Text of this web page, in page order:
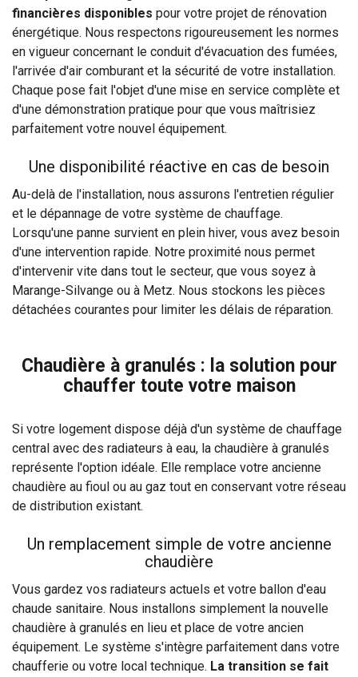
financières disponibles pour votre projet de rénovation
énergétique. Nous respectons rigoureusement les normes
en vigueur concernant le conduit d'évacuation des fumées,
l'arrivée d'air comburant et la sécurité de votre installation.
Chaque pose fait l'objet d'une mise en service complète et
d'une démonstration pratique pour que vous maîtrisiez
parfaitement votre nouvel équipement.
Une disponibilité réactive en cas de besoin
Au-delà de l'installation, nous assurons l'entretien régulier
et le dépannage de votre système de chauffage.
Lorsqu'une panne survient en plein hiver, vous avez besoin
d'une intervention rapide. Notre proximité nous permet
d'intervenir vite dans tout le secteur, que vous soyez à
Marange-Silvange ou à Metz. Nous stockons les pièces
détachées courantes pour limiter les délais de réparation.
Chaudière à granulés : la solution pour
chauffer toute votre maison
Si votre logement dispose déjà d'un système de chauffage
central avec des radiateurs à eau, la chaudière à granulés
représente l'option idéale. Elle remplace votre ancienne
chaudière au fioul ou au gaz tout en conservant votre réseau
de distribution existant.
Un remplacement simple de votre ancienne
chaudière
Vous gardez vos radiateurs actuels et votre ballon d'eau
chaude sanitaire. Nous installons simplement la nouvelle
chaudière à granulés en lieu et place de votre ancien
équipement. Le système s'intègre parfaitement dans votre
chaufferie ou votre local technique. La transition se fait